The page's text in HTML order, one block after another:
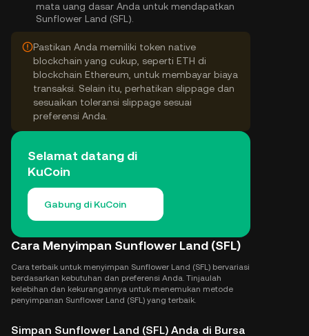
mata uang dasar Anda untuk mendapatkan
Sunflower Land (SFL).
Pastikan Anda memiliki token native
blockchain yang cukup, seperti ETH di
blockchain Ethereum, untuk membayar biaya
transaksi. Selain itu, perhatikan slippage dan
sesuaikan toleransi slippage sesuai
preferensi Anda.
Selamat datang di
KuCoin
Gabung di KuCoin
Cara Menyimpan Sunflower Land (SFL)
Cara terbaik untuk menyimpan Sunflower Land (SFL) bervariasi
berdasarkan kebutuhan dan preferensi Anda. Tinjaulah
kelebihan dan kekurangannya untuk menemukan metode
penyimpanan Sunflower Land (SFL) yang terbaik.
Simpan Sunflower Land (SFL) Anda di Bursa